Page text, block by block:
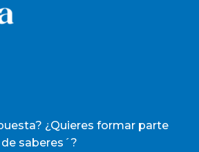
¿Quieres formar parte
saberes´?